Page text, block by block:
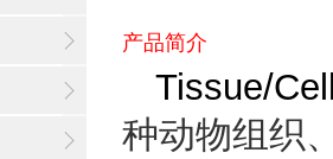
产品简介
Tissue/
种动物组织